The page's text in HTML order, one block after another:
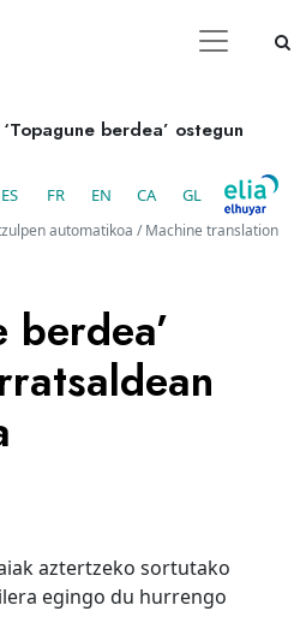
‘Topagune berdea’ ostegun
ES FR EN CA GL
automatikoa / Machine translation
berdea’
aztertzeko sortutako
egingo du hurrengo